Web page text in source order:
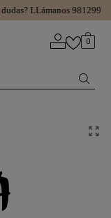
LLámanos 981299745
0